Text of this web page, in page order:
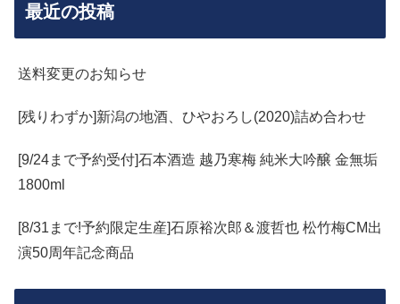
最近の投稿
送料変更のお知らせ
[残りわずか]新潟の地酒、ひやおろし(2020)詰め合わせ
[9/24まで予約受付]石本酒造 越乃寒梅 純米大吟醸 金無垢
1800ml
[8/31まで!予約限定生産]石原裕次郎＆渡哲也 松竹梅CM出
演50周年記念商品